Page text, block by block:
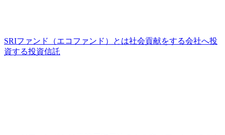
SRIファンド（エコファンド）とは社会貢献をする会社へ投
資する投資信託